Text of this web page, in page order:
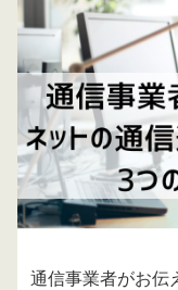
通信事業者がお伝